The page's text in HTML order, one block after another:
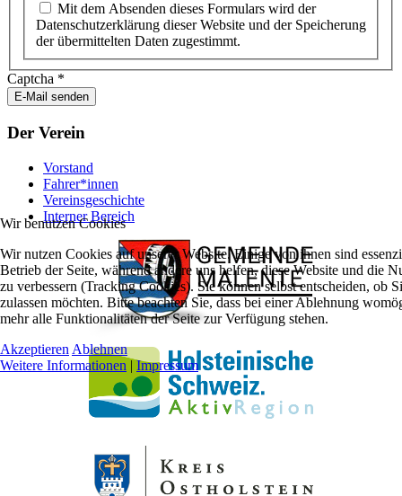
Mit dem Absenden dieses Formulars wird der
Datenschutzerklärung dieser Website und der Speicherung
der übermittelten Daten zugestimmt.
Captcha *
E-Mail senden
Der Verein
Vorstand
Fahrer*innen
Vereinsgeschichte
Interner Bereich
Wir benutzen Cookies
Wir nutzen Cookies auf unserer Website. Einige von ihnen sind
Betrieb der Seite, während andere uns helfen, diese Website und die
zu verbessern (Tracking Cookies). Sie können selbst entscheiden, ob
zulassen möchten. Bitte beachten Sie, dass bei einer Ablehnung
mehr alle Funktionalitäten der Seite zur Verfügung stehen.
Akzeptieren Ablehnen
Weitere Informationen | Impressum